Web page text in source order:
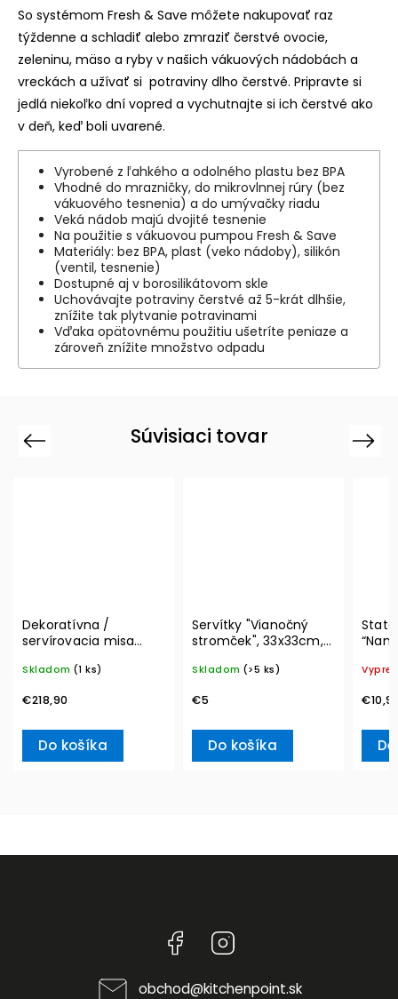
So systémom Fresh & Save môžete nakupovať raz
týždenne a schladiť alebo zmraziť čerstvé ovocie,
zeleninu, mäso a ryby v našich vákuových nádobách a
vreckách a užívať si potraviny dlho čerstvé. Pripravte si
jedlá niekoľko dní vopred a vychutnajte si ich čerstvé ako
v deň, keď boli uvarené.
Vyrobené z ľahkého a odolného plastu bez BPA
Vhodné do mrazničky, do mikrovlnnej rúry (bez
vákuového tesnenia) a do umývačky riadu
Veká nádob majú dvojité tesnenie
Na použitie s vákuovou pumpou Fresh & Save
Materiály: bez BPA, plast (veko nádoby), silikón
(ventil, tesnenie)
Dostupné aj v borosilikátovom skle
Uchovávajte potraviny čerstvé až 5-krát dlhšie,
znížite tak plytvanie potravinami
Vďaka opätovnému použitiu ušetríte peniaze a
zároveň znížite množstvo odpadu
Súvisiaci tovar
Previous
Dekoratívna /
servírovacia misa
Villeroy & Boch
Skladom (1 ks)
€218,90
Do košíka
Servítky "Vianočný
stromček", 33x33cm,
L– Villeroy & Boch
Skladom (>5 ks)
€5
Do košíka
Next
Facebook
obchod@kitchenpoint.sk